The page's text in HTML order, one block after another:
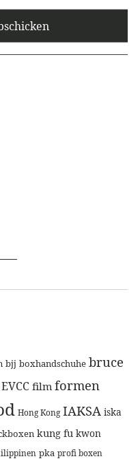
bjj boxhandschuhe bruce
EVCC film formen
Hong Kong IAKSA iska
kung fu kwon
pka profi boxen